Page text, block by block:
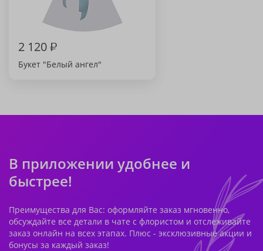
2 120₽
Букет "Белый ангел"
В приложении удобнее и
быстрее!
Преимущества для Вас: оформляйте заказ мгновенно,
обсуждайте все детали в чате с флористом и отслеживайте
заказ онлайн на всех этапах. Плюс - эксклюзивные акции и
бонусы за каждый заказ!